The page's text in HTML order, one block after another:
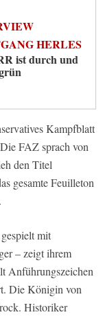
HERLES
ist durch und
Kampfblatt
FAZ sprach von
den Titel
gesamte Feuilleton
mit
– zeigt ihrem
Anführungszeichen
Die Königin von
Historiker